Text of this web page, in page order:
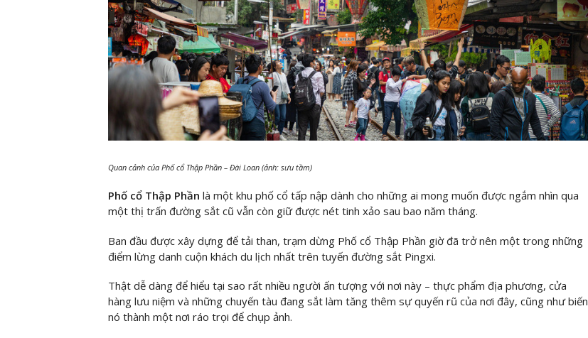
Quan cảnh của Phố cổ Thập Phần – Đài Loan (ảnh: sưu tầm)
Phố cổ Thập Phần là một khu phố cổ tấp nập dành cho những ai mong muốn được ngắm nhìn qua
một thị trấn đường sắt cũ vẫn còn giữ được nét tinh xảo sau bao năm tháng.
Ban đầu được xây dựng để tải than, trạm dừng Phố cổ Thập Phần giờ đã trở nên một trong những
điểm lừng danh cuộn khách du lịch nhất trên tuyến đường sắt Pingxi.
Thật dễ dàng để hiểu tại sao rất nhiều người ấn tượng với nơi này – thực phẩm địa phương, cửa
hàng lưu niệm và những chuyến tàu đang sắt làm tăng thêm sự quyến rũ của nơi đây, cũng như biến
nó thành một nơi ráo trọi để chụp ảnh.